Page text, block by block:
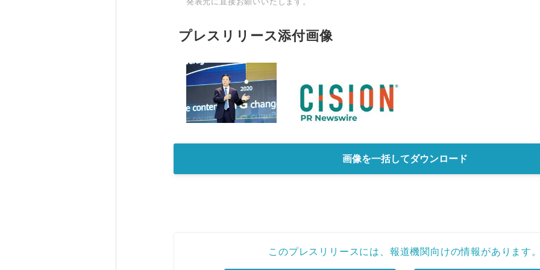
プレスリリース添付画像
画像を一括してダウンロード
このプレスリリースには、報道機関向けの情報があります